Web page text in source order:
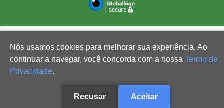
Nós usamos cookies para melhorar sua experiência. Ao
continuar a navegar, você concorda com a nossa Termo de
Privacidade.
Recusar Aceitar